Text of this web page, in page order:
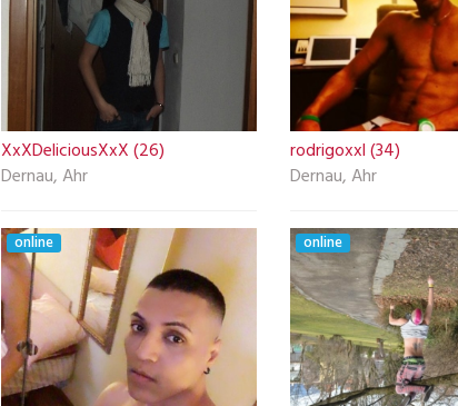
XxXDeliciousXxX (26)
Dernau, Ahr
rodrigoxxl (34)
Dernau, Ahr
online online